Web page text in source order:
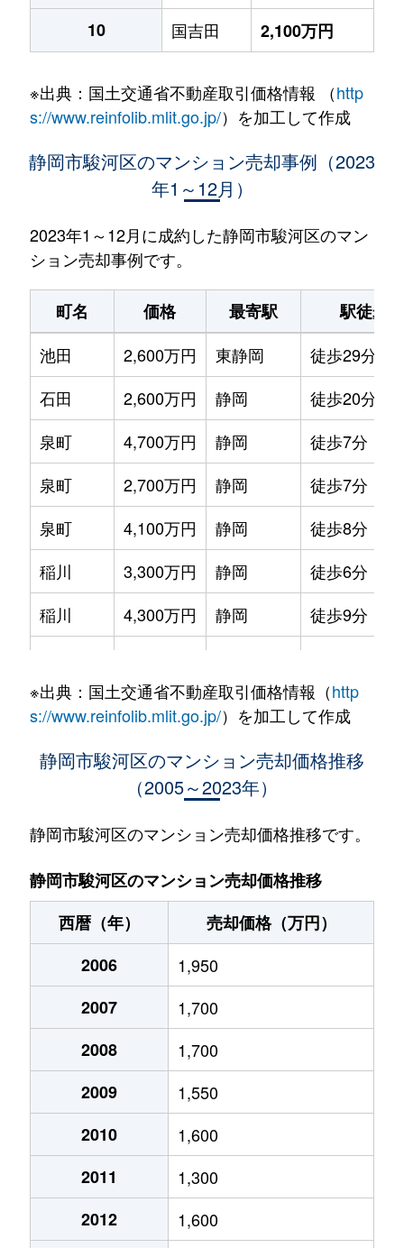
10
国吉田 2,100万円
※出典：国土交通省不動産取引価格情報 （http
s://www.reinfolib.mlit.go.jp/）を加工して作成
静岡市駿河区のマンション売却事例（2023
年1～12月）
2023年1～12月に成約した静岡市駿河区のマン
ション売却事例です。
町名 価格 最寄駅
駅徒歩
池田
2,600万円 東静岡
徒歩29分
石田
2,600万円 静岡
徒歩20分
泉町
4,700万円 静岡
徒歩7分
泉町
2,700万円 静岡
徒歩7分
泉町
4,100万円 静岡
徒歩8分
稲川
3,300万円 静岡
徒歩6分
稲川
4,300万円 静岡
徒歩9分
小黒
1,100万円 静岡
徒歩2時間
1,400万円 安倍川
国吉田
2,100万円 草薙(ＪＲ)
徒歩21分
さつき町
690万円 静岡
徒歩17分
さつき町
700万円 静岡
徒歩14分
さつき町
1,300万円 静岡
1,800万円 用宗
1,900万円 用宗
1,100万円 用宗
津島町
1,500万円 静岡
津島町
2,400万円 静岡
2,300万円 静岡
※出典：国土交通省不動産取引価格情報（http
s://www.reinfolib.mlit.go.jp/）を加工して作成
静岡市駿河区のマンション売却価格推移
（2005～2023年）
静岡市駿河区のマンション売却価格推移です。
静岡市駿河区のマンション売却価格推移
西暦（年）
売却価格（万円）
2006
1,950
2007
1,700
2008
1,700
2009
1,550
2010
1,600
2011
1,300
2012
1,600